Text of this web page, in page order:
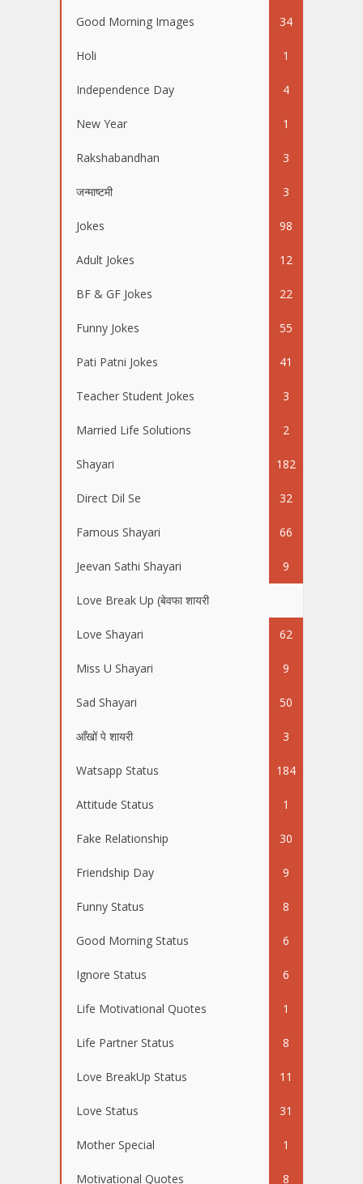
Good Morning Images 34
Holi 1
Independence Day 4
New Year 1
Rakshabandhan 3
जन्माष्टमी 3
Jokes 98
Adult Jokes 12
BF & GF Jokes 22
Funny Jokes 55
Pati Patni Jokes 41
Teacher Student Jokes 3
Married Life Solutions 2
Shayari 182
Direct Dil Se 32
Famous Shayari 66
Jeevan Sathi Shayari 9
Love Break Up (बेवफा शायरी
Love Shayari 62
Miss U Shayari 9
Sad Shayari 50
आँखों पे शायरी 3
Watsapp Status 184
Attitude Status 1
Fake Relationship 30
Friendship Day 9
Funny Status 8
Good Morning Status 6
Ignore Status 6
Life Motivational Quotes 1
Life Partner Status 8
Love BreakUp Status 11
Love Status 31
Mother Special 1
Motivational Quotes 8